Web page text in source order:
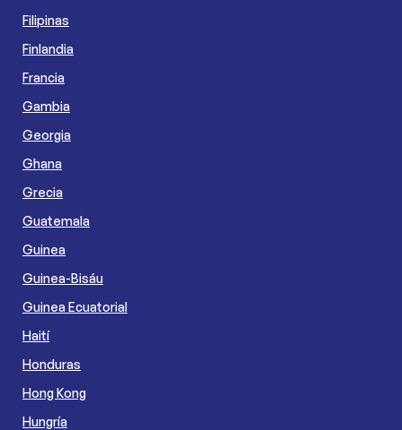
Filipinas
Finlandia
Francia
Gambia
Georgia
Ghana
Grecia
Guatemala
Guinea
Guinea-Bisáu
Guinea Ecuatorial
Haití
Honduras
Hong Kong
Hungría